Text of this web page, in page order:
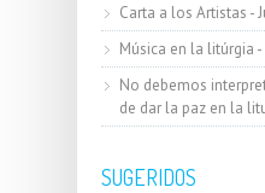
Carta a los Artistas -
Música en la litúrgia -
No debemos
de dar la paz en la
SUGERIDOS